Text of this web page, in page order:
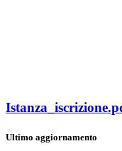
Ultimo aggiornamento